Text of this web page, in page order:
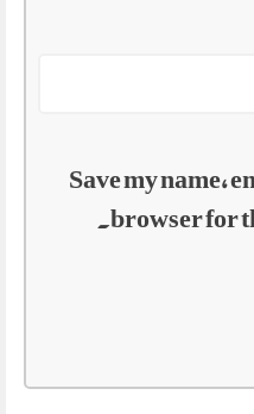
Save my name,
browser for